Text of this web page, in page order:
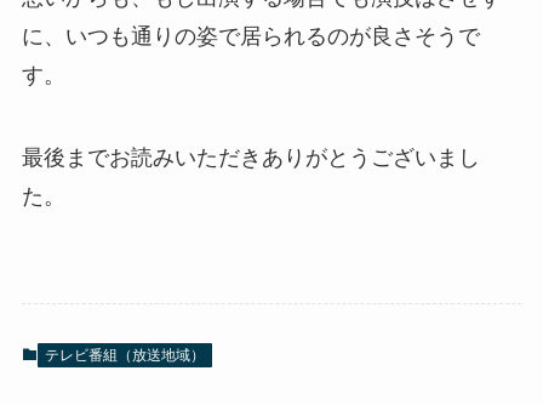
に、いつも通りの姿で居られるのが良さそうで
す。
最後までお読みいただきありがとうございまし
た。
テレビ番組（放送地域）